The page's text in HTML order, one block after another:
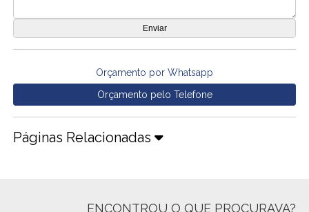
Orçamento por Whatsapp
Orçamento pelo Telefone
Páginas Relacionadas
ENCONTROU O QUE PROCURAVA?